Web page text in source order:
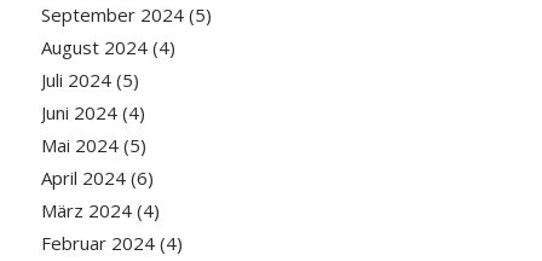
September 2024(5)
August 2024(4)
Juli 2024(5)
Juni 2024(4)
Mai 2024(5)
April 2024(6)
März 2024(4)
Februar 2024(4)